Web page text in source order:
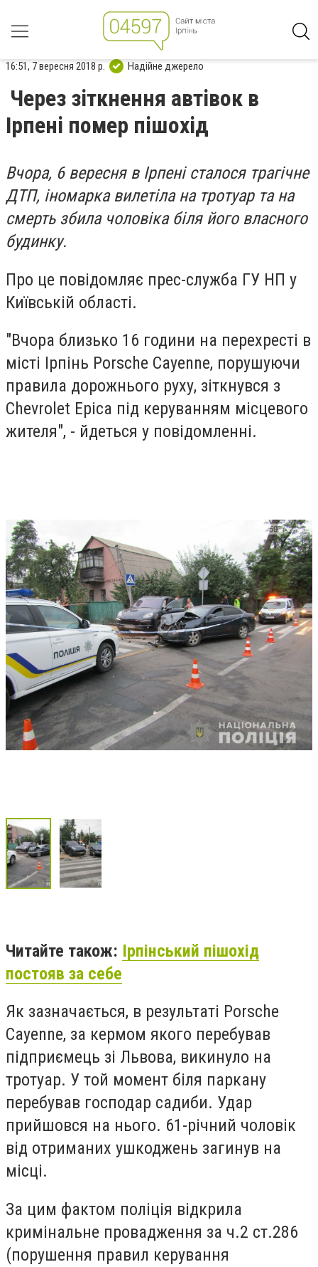
16:51, 7 вересня 2018 р. Надійне джерело
Через зіткнення автівок в
Ірпені помер пішохід
Вчора, 6 вересня в Ірпені сталося трагічне
ДТП, іномарка вилетіла на тротуар та на
смерть збила чоловіка біля його власного
будинку.
Про це повідомляє прес-служба ГУ НП у
Київській області.
"Вчора близько 16 години на перехресті в
місті Ірпінь Porsche Cayenne, порушуючи
правила дорожнього руху, зіткнувся з
Сhevrolet Еpica під керуванням місцевого
жителя", - йдеться у повідомленні.
Читайте також: Ірпінський пішохід
постояв за себе
Як зазначається, в результаті Porsche
Cayenne, за кермом якого перебував
підприємець зі Львова, викинуло на
тротуар. У той момент біля паркану
перебував господар садиби. Удар
прийшовся на нього. 61-річний чоловік
від отриманих ушкоджень загинув на
місці.
За цим фактом поліція відкрила
кримінальне провадження за ч.2 ст.286
(порушення правил керування